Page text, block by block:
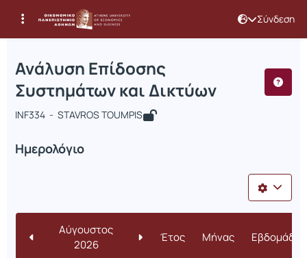
Σύνδεση
Μάθημα : Ανάλυση Επίδοσης
Κωδικός : INF334
Ανάλυση Επίδοσης
Συστημάτων και Δικτύων
INF334 - STAVROS TOUMPIS
Ημερολόγιο
Αύγουστος
2026
Έτος Μήνας Εβδομάδα